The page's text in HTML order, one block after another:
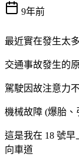
9年前
最近實在發生太
交通事故發生的
駕駛因故注意力
機械故障 (爆胎
這是我在 18 號
向車道